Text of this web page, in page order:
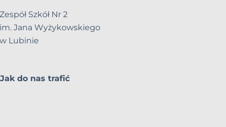
Zespół Szkół Nr 2
im. Jana Wyżykowskiego
w Lubinie
Jak do nas trafić